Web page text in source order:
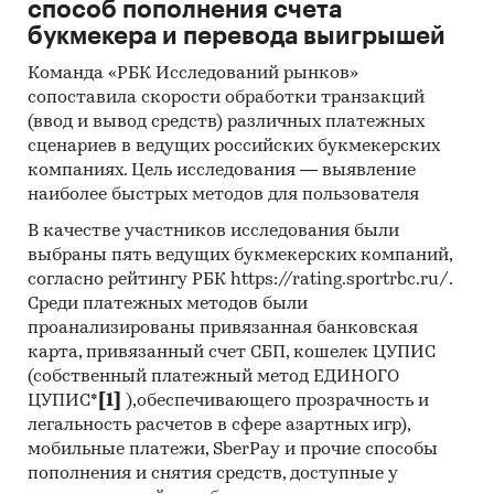
HONGSHENGHUA TECHNOLOGY CO., LTD, AVEST
GROUP LLP, D WAREHOUSE INTERNATIONAL
AND SNOW EQUIPMENT (ZHANGJIAKOU) CO.,
LTD, TASHMUHAMEDOV U., SHANDONG RONGTAI
INDUCTION TECHNOLOGY CO., LTD, WNA MAKINE
KIMYA LOJISTIK INS SAN VE TIC A.S.
В разделе `Экспорт` рассмотрены российские
экспортеры:
ООО `ГРАНД-СТАР`
Выдержки из исследования:
- На российском рынке градирен
сформировалась импортоориентированная
модель, более 87% рынка составляет
продукция зарубежных производителей.
- Сальдо торгового баланса было
отрицательное и составляло 314 шт.
- Главными игроками среди российских
способ пополнения счета
букмекера и перевода выигрышей
Команда «РБК Исследований рынков»
сопоставила скорости обработки транзакций
(ввод и вывод средств) различных платежных
сценариев в ведущих российских букмекерских
компаниях. Цель исследования — выявление
наиболее быстрых методов для пользователя
В качестве участников исследования были
выбраны пять ведущих букмекерских компаний,
согласно рейтингу РБК https://rating.sportrbc.ru/.
Среди платежных методов были
проанализированы привязанная банковская
карта, привязанный счет СБП, кошелек ЦУПИС
(собственный платежный метод ЕДИНОГО
ЦУПИС* [1]
),обеспечивающего прозрачность и
легальность расчетов в сфере азартных игр),
мобильные платежи, SberPay и прочие способы
пополнения и снятия средств, доступные у